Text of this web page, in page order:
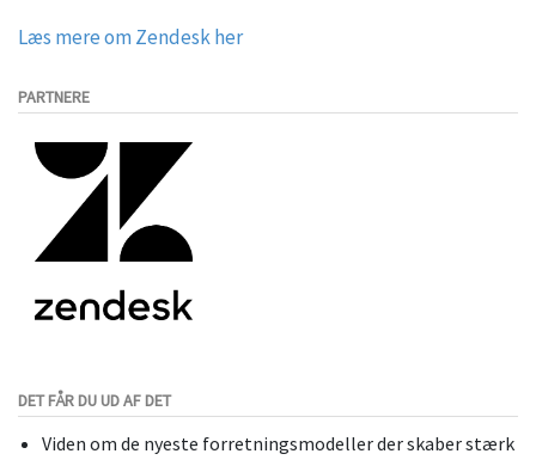
Læs mere om Zendesk her
PARTNERE
DET FÅR DU UD AF DET
Viden om de nyeste forretningsmodeller der skaber stærk